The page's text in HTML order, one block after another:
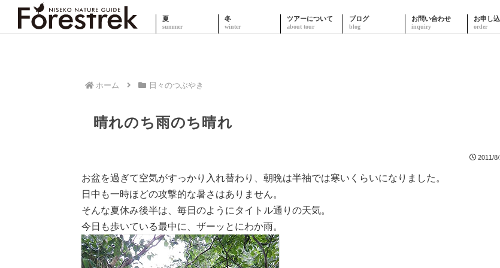
夏 冬 ツアーについて ブログ お問い合わせ お申し
ホーム 日々のつぶやき
晴れのち雨のち晴れ
2011/
お盆を過ぎて空気がすっかり入れ替わり、朝晩は半袖では寒いくらいになりました。
日中も一時ほどの攻撃的な暑さはありません。
そんな夏休み後半は、毎日のようにタイトル通りの天気。
今日も歩いている最中に、ザーッとにわか雨。